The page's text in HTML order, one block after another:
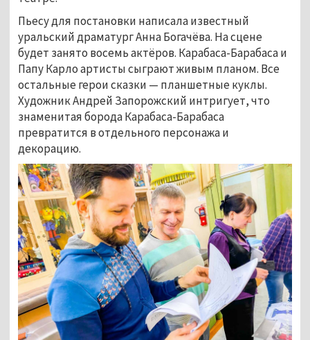
Пьесу для постановки написала известный
уральский драматург Анна Богачёва. На сцене
будет занято восемь актёров. Карабаса-Барабаса и
Папу Карло артисты сыграют живым планом. Все
остальные герои сказки — планшетные куклы.
Художник Андрей Запорожский интригует, что
знаменитая борода Карабаса-Барабаса
превратится в отдельного персонажа и
декорацию.